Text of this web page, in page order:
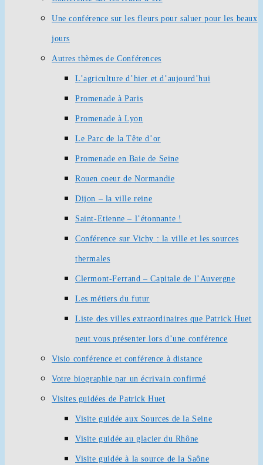
Une conférence sur les fleurs pour saluer pour les beaux
jours
Autres thèmes de Conférences
L’agriculture d’hier et d’aujourd’hui
Promenade à Paris
Promenade à Lyon
Le Parc de la Tête d’or
Promenade en Baie de Seine
Rouen coeur de Normandie
Dijon – la ville reine
Saint-Etienne – l’étonnante !
Conférence sur Vichy : la ville et les sources
thermales
Clermont-Ferrand – Capitale de l’Auvergne
Les métiers du futur
Liste des villes extraordinaires que Patrick Huet
peut vous présenter lors d’une conférence
Visio conférence et conférence à distance
Votre biographie par un écrivain confirmé
Visites guidées de Patrick Huet
Visite guidée aux Sources de la Seine
Visite guidée au glacier du Rhône
Visite guidée à la source de la Saône